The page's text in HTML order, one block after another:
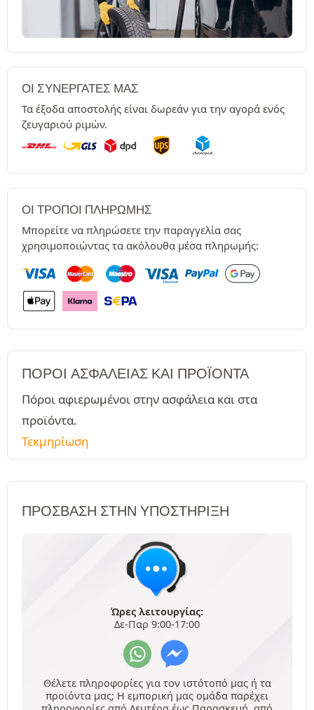
ΟΙ ΣΥΝΕΡΓΆΤΕΣ ΜΑΣ
Τα έξοδα αποστολής είναι δωρεάν για την αγορά ενός
ζευγαριού ριμών.
ΟΙ ΤΡΌΠΟΙ ΠΛΗΡΩΜΉΣ
Μπορείτε να πληρώσετε την παραγγελία σας
χρησιμοποιώντας τα ακόλουθα μέσα πληρωμής:
ΠΌΡΟΙ ΑΣΦΑΛΕΊΑΣ ΚΑΙ ΠΡΟΪΌΝΤΑ
Πόροι αφιερωμένοι στην ασφάλεια και στα
προϊόντα.
Τεκμηρίωση
ΠΡΌΣΒΑΣΗ ΣΤΗΝ ΥΠΟΣΤΉΡΙΞΗ
Ώρες λειτουργίας:
Δε-Παρ 9:00-17:00
Θέλετε πληροφορίες για τον ιστότοπό μας ή τα
προϊόντα μας; Η εμπορική μας ομάδα παρέχει